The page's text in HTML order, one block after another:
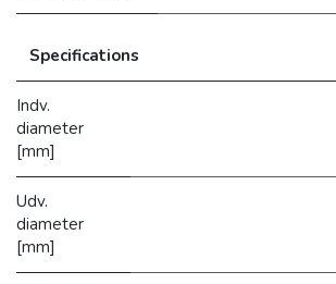
Specifications
Indv.
diameter
[mm]
Udv.
diameter
[mm]